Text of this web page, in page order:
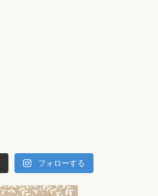
フォローする